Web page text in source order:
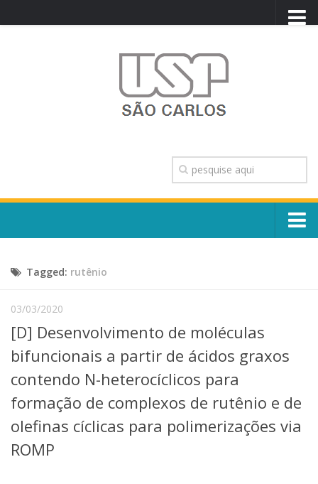
TRANSPARÊNCIA
OUVIDORIA
CONTATO
Escola, Institutos e Órgãos
Núcleos e Comissões
Telefones e Mapas
Pessoas
Graduação
Pós-Graduação
Educação a distância
Cursos de Extensão
Pesquisa e Inovação
Tagged: rutênio
03/03/2020
[D] Desenvolvimento de moléculas
bifuncionais a partir de ácidos graxos
contendo N-heterocíclicos para
formação de complexos de rutênio e de
olefinas cíclicas para polimerizações via
ROMP